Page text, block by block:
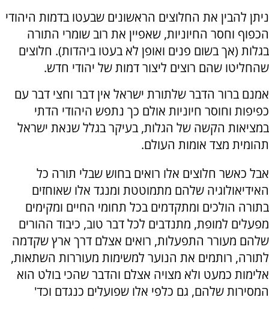
ניתן להבין את החלוצים הראשונים שבעטו בדמות היהודי
הכפוף וחסר החיוניות, שאפיין את רוב שומרי התורה
בגלות (אך בשום פנים ואופן לא בעטו ביהדות). חלוצים
שהחליטו שהם רוצים ליצור דמות של יהודי חדש.
אמנם ברור הדבר שלתורת ישראל אין דבר וחצי דבר עם
כפיפות וחוסר חיוניות אולם כך נתפש היהודי הדתי
במציאות הקשה של הגלות, בעיקר בגלל שנאת ישראל
תהומית מצד אומות העולם.
אבל כאשר חלוצים אלו רואים בחוש שבלי תורה כל
האידיאולוגיה שלהם מתמוטטת ומנגד אלו שאוחזים
בתורה הולכים ומתקדמים בכל תחומי החיים ומקימים
מפעלים למופת, מתנדבים לכל דבר טוב, כיבוד ההורים
שלהם מעורר התפעלות, רואים אצלם דרך ארץ שקדמה
לתורה, רותמים את הנוער למשימות מעוררות השתאות,
אלימות כמעט ולא מצויה אצלם והדבר שהכי בולט הוא
המסירות שלהם, גם כלפי אלו שפועלים כנגדם וכד'